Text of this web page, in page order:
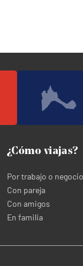
¿Cómo viajas?
Por trabajo o
Con pareja
Con amigos
En familia